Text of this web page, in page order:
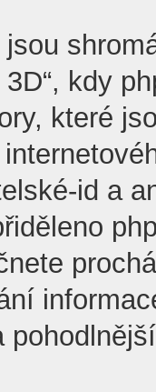
3D“, kdy
které
id a